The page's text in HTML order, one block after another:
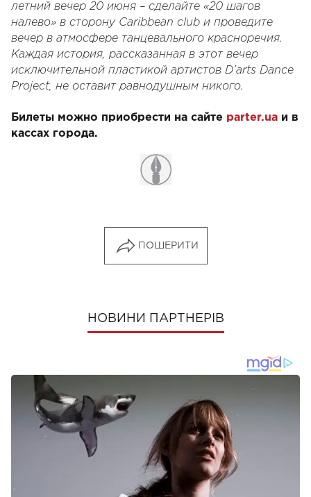
летний вечер 20 июня – сделайте «20 шагов
налево» в сторону Caribbean club и проведите
вечер в атмосфере танцевального красноречия.
Каждая история, рассказанная в этот вечер
исключительной пластикой артистов D’arts Dance
Project, не оставит равнодушным никого.
Билеты можно приобрести на сайте parter.ua и в
кассах города.
ПОШЕРИТИ
НОВИНИ ПАРТНЕРІВ